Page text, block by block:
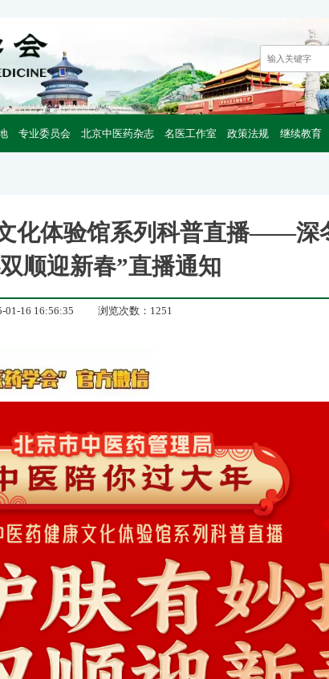
专业委员会 北京中医药杂志 名医工作室 政策法规 继续教育
化体验馆系列科普直播——深
顺迎新春”直播通知
01-16 16:56:35 浏览次数：1251